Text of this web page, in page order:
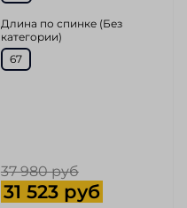
Длина по спинке (Без
категории)
67
37 980 руб
31 523 руб